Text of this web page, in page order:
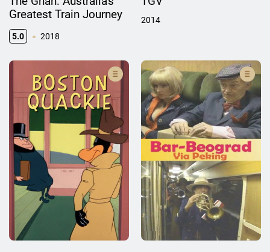
Greatest Train Journey
5.0 2018
2014